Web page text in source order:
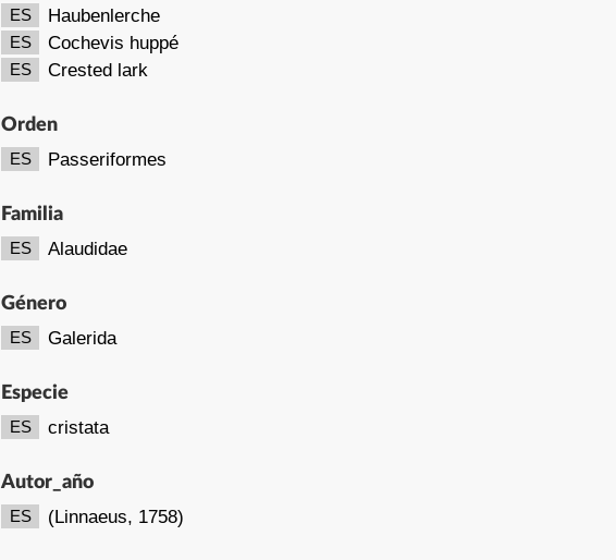
ES Haubenlerche
ES Cochevis huppé
ES Crested lark
Orden
ES Passeriformes
Familia
ES Alaudidae
Género
ES Galerida
Especie
ES cristata
Autor_año
ES (Linnaeus, 1758)